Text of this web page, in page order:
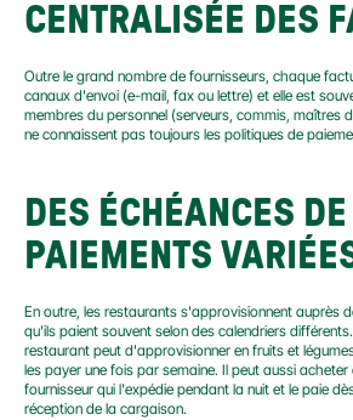
CENTRALISÉE DES
Outre le grand nombre de fournisseurs, chaque
canaux d'envoi (e-mail, fax ou lettre) et elle est
membres du personnel (serveurs, commis, maîtres
ne connaissent pas toujours les politiques de
DES ÉCHÉANCES DE
PAIEMENTS
En outre, les restaurants s'approvisionnent auprès
qu'ils paient souvent selon des calendriers
restaurant peut d'approvisionner en fruits et
les payer une fois par semaine. Il peut aussi
fournisseur qui l'expédie pendant la nuit et le paie
réception de la cargaison.